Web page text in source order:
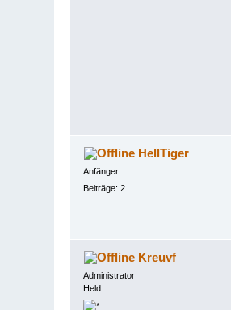
HellTiger
Anfänger
Beiträge: 2
Kreuvf
Administrator
Held